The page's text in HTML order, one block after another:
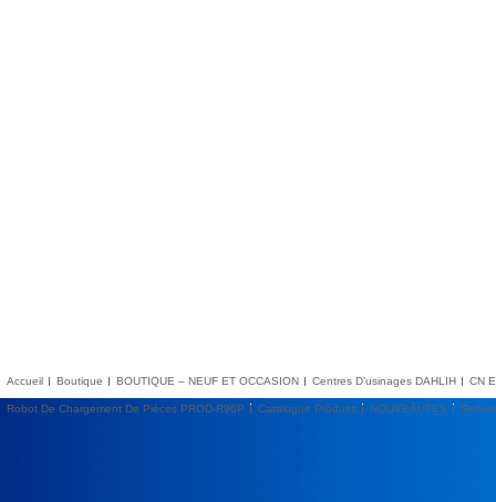
Accueil Boutique BOUTIQUE – NEUF ET OCCASION Centres D’usinages DAHLIH CN
Robot De Chargement De Pièces PROD-R96P Catalogue Produits NOUVEAUTES